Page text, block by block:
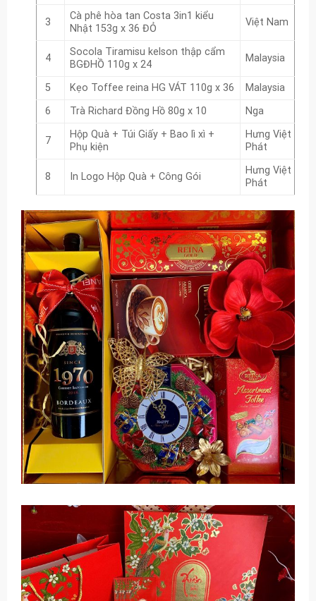
3
Cà phê hòa tan Costa 3in1 kiểu
Nhật 153g x 36 ĐỎ
Việt Nam
4
Socola Tiramisu kelson thập cẩm
BGĐHỒ 110g x 24
Malaysia
5 Kẹo Toffee reina HG VÁT 110g x 36
Malaysia
6
Trà Richard Đồng Hồ 80g x 10 Nga
7
Hộp Quà + Túi Giấy + Bao lì xì +
Phụ kiện
Hưng Việt
Phát
8 In Logo Hộp Quà + Công Gói
Hưng Việt
Phát